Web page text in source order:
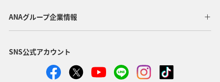
アメリカ・カナダ・中南米 東アジア 韓国
歴史・文化・芸術
スウェーデン ミュンヘン クリスマス
ANAグループ企業情報
SNS公式アカウント